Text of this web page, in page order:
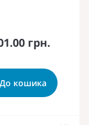
грн.
До кошика